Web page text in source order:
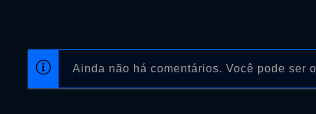
Ainda não há comentários. Você pode ser